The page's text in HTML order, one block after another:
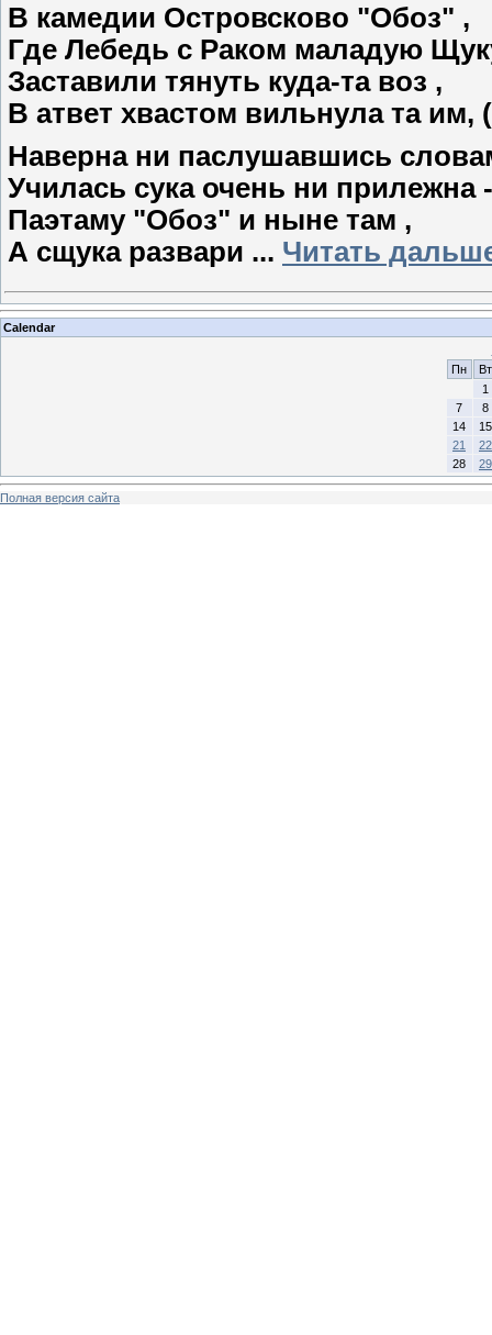
В камедии Островсково "Обоз" ,
Где Лебедь с Раком маладую
Заставили тянуть куда-та воз ,
В атвет хвастом вильнула та им,
Наверна ни паслушавшись
Училась сука очень ни прилежна -
Паэтаму "Обоз" и ныне там ,
А сщука развари ... Читать
Calendar
Пн
Вт
1
7
8
14
15
21
22
28
29
Полная версия сайта